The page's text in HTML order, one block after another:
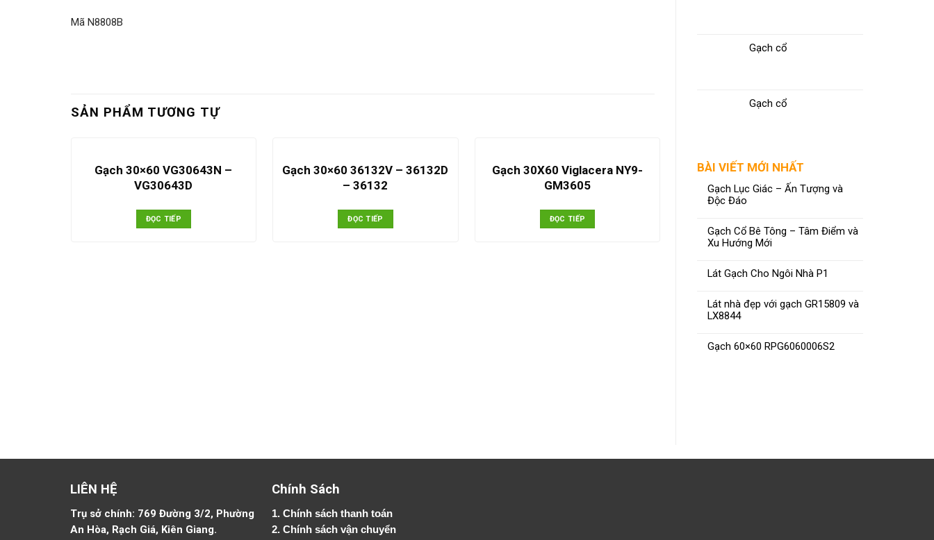
Mã N8808B
SẢN PHẨM TƯƠNG TỰ
Gạch 30×60 VG30643N –
VG30643D
ĐỌC TIẾP
Gạch 30×60 36132V – 36132D
– 36132
ĐỌC TIẾP
Gạch 30X60 Viglacera NY9-
GM3605
ĐỌC TIẾP
Gạch cổ
Gạch cổ
BÀI VIẾT MỚI NHẤT
Gạch Lục Giác – Ấn Tượng và
Độc Đáo
Gạch Cổ Bê Tông – Tâm Điểm và
Xu Hướng Mới
Lát Gạch Cho Ngôi Nhà P1
Lát nhà đẹp với gạch GR15809 và
LX8844
Gạch 60×60 RPG6060006S2
LIÊN HỆ
Trụ sở chính: 769 Đường 3/2, Phường
An Hòa, Rạch Giá, Kiên Giang.
Chính Sách
1.Chính sách thanh toán
2.Chính sách vận chuyển